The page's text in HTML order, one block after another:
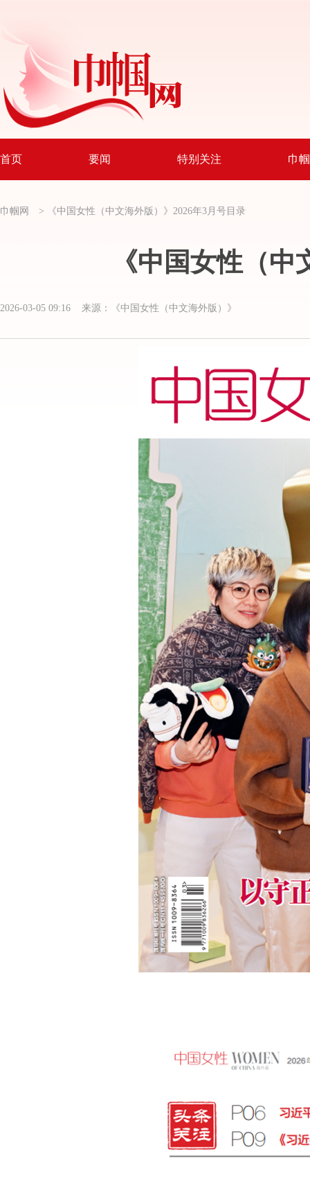
首页 要闻 特别关注 巾
巾帼网 > 《中国女性（中文海外版）》2026年3月号目录
《中国女性（
2026-03-05 09:16 来源：《中国女性（中文海外版）》